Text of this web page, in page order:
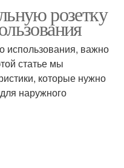
электрического удара
Защита от взлома
розетку
использования, важно
статье мы
которые нужно
наружного